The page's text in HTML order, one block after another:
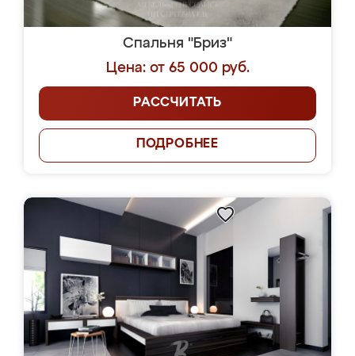
Спальня "Бриз"
Цена: от 65 000 руб.
РАССЧИТАТЬ
ПОДРОБНЕЕ